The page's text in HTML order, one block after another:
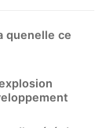
quenelle ce